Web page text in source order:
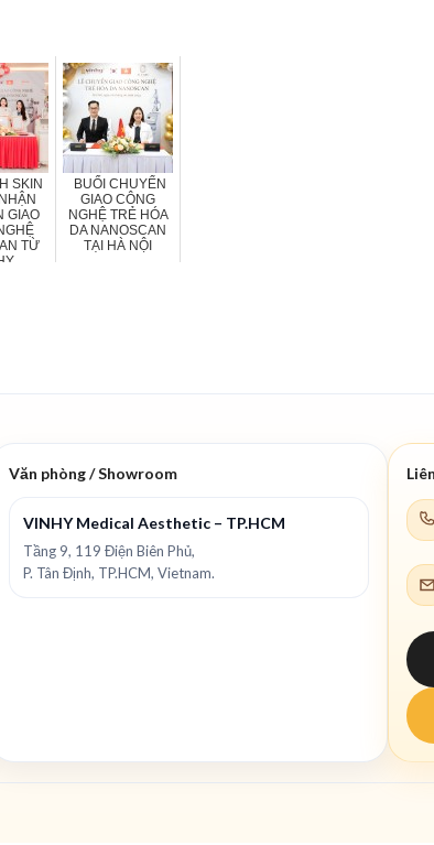
SKIN
GIAO
TỪ
BUỔI CHUYỂN
GIAO CÔNG
NGHỆ TRẺ HÓA
DA NANOSCAN
TẠI HÀ NỘI
Văn phòng / Showroom
VINHY Medical Aesthetic – TP.HCM
Tầng 9, 119 Điện Biên Phủ,
P. Tân Định, TP.HCM, Vietnam.